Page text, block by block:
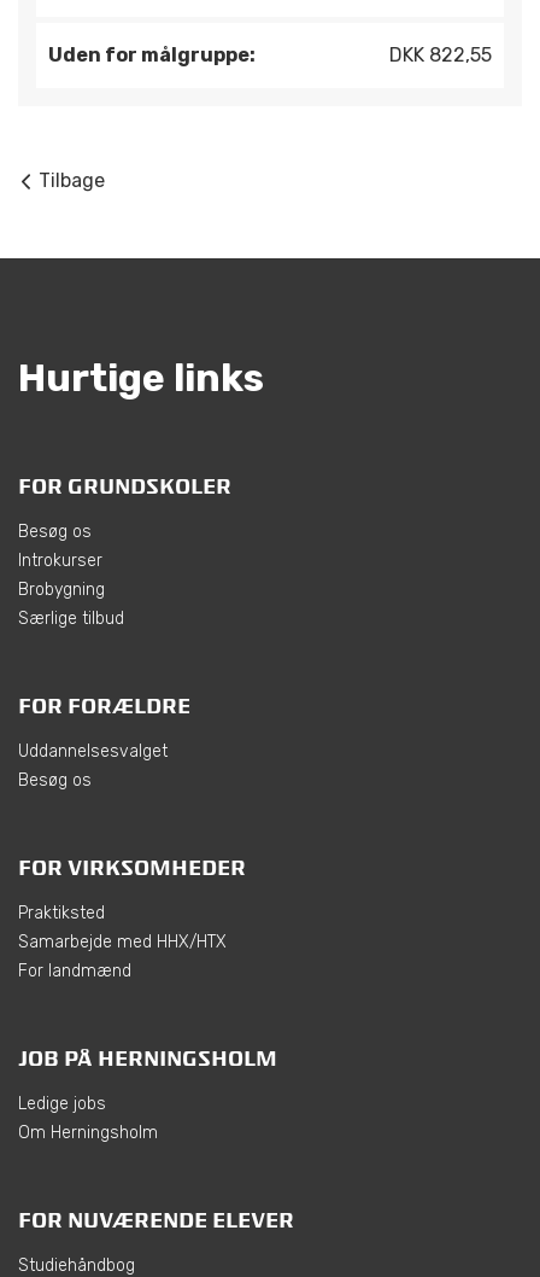
Uden for målgruppe: DKK 822,55
Tilbage
Hurtige links
FOR GRUNDSKOLER
Besøg os
Introkurser
Brobygning
Særlige tilbud
FOR FORÆLDRE
Uddannelsesvalget
Besøg os
FOR VIRKSOMHEDER
Praktiksted
Samarbejde med HHX/HTX
For landmænd
JOB PÅ HERNINGSHOLM
Ledige jobs
Om Herningsholm
FOR NUVÆRENDE ELEVER
Studiehåndbog